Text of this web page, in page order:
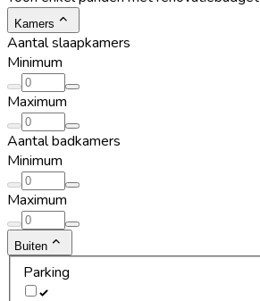
Kamers
Aantal slaapkamers
Minimum
Maximum
Aantal badkamers
Minimum
Maximum
Buiten
Parking